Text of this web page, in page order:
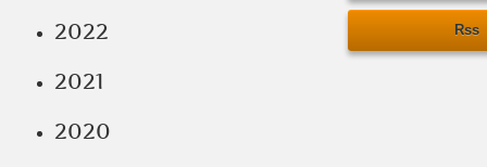
2022
2021
2020
Rss